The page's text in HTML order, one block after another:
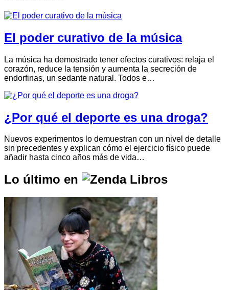
El poder curativo de la música
La música ha demostrado tener efectos curativos: relaja el
corazón, reduce la tensión y aumenta la secreción de
endorfinas, un sedante natural. Todos e…
¿Por qué el deporte es una droga?
Nuevos experimentos lo demuestran con un nivel de detalle
sin precedentes y explican cómo el ejercicio físico puede
añadir hasta cinco años más de vida…
Lo último en